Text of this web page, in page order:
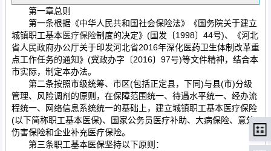
第一章总则
第一条根据《中华人民共和国社会保险法》《国务院关于建立
城镇职工基本医疗保险制度的决定》(国发〔1998〕44号)、《河北
省人民政府办公厅关于印发河北省2016年深化医药卫生体制改革重
点工作任务的通知》(冀政办字〔2016〕97号)等文件精神，结合本
市实际，制定本办法。
第二条按照市级统筹、市区(包括正定县，下同)与县(市)分级
管理、风险调剂的原则，在保障范围统一、待遇水平统一、经办流
程统一、网络信息系统统一的基础上，建立城镇职工基本医疗保险
(以下简称职工基本医保)、国家公务员医疗补助、大病保险、意外
伤害保险和企业补充医疗保险。
第三条职工基本医保坚持以下原则：